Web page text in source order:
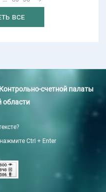
все
счетной палаты
области
Ctrl + Enter